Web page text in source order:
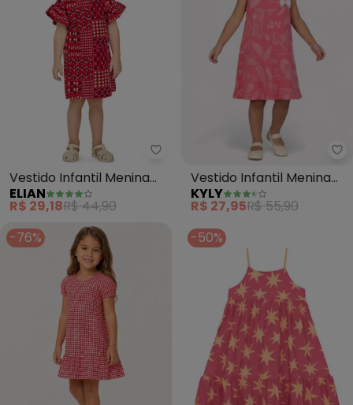
Elian - Vestido Infantil Menina
Vestido Infantil Menina
Mix Floral (Vermelho)
ELIAN
R$ 29,18R$ 44,90
Vestido Infantil Menina
Estampado (Vermelho)
KYLY
R$ 27,95R$ 55,90
-76%
-50%